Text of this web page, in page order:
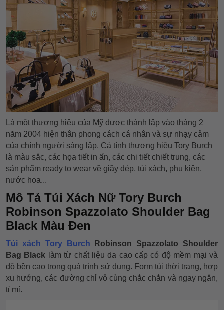
Là một thương hiệu của Mỹ được thành lập vào tháng 2
năm 2004 hiện thân phong cách cá nhân và sự nhạy cảm
của chính người sáng lập. Cá tính thương hiệu Tory Burch
là màu sắc, các họa tiết in ấn, các chi tiết chiết trung, các
sản phẩm ready to wear về giầy dép, túi xách, phụ kiện,
nước hoa...
Mô Tả Túi Xách Nữ Tory Burch
Robinson Spazzolato Shoulder Bag
Black Màu Đen
Túi xách Tory Burch Robinson Spazzolato Shoulder
Bag Black
làm từ chất liệu da cao cấp có độ mềm mại và
độ bền cao trong quá trình sử dụng. Form túi thời trang, hợp
xu hướng, các đường chỉ vô cùng chắc chắn và ngay ngắn,
tỉ mỉ.